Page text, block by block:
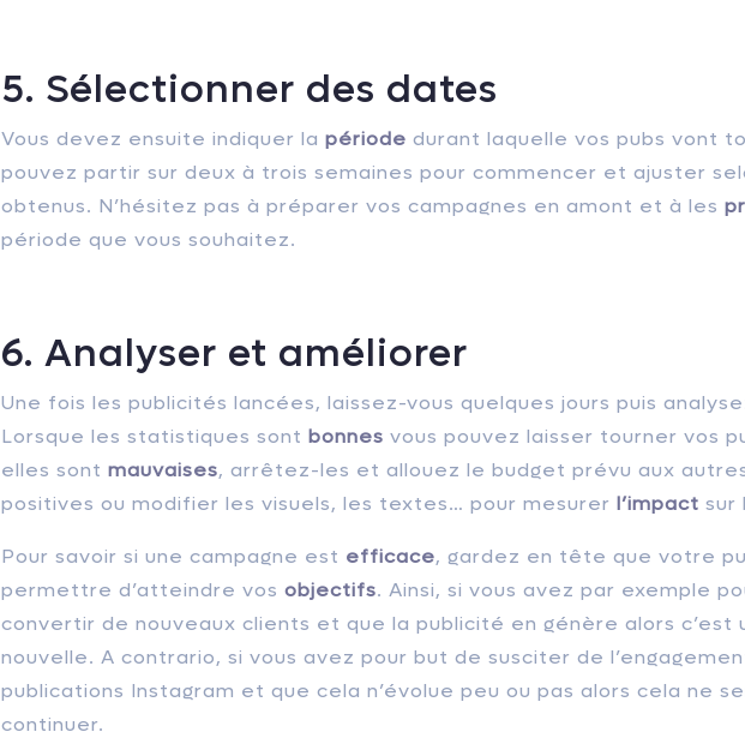
5. Sélectionner des dates
Vous devez ensuite indiquer la période durant laquelle vos pubs vont
pouvez partir sur deux à trois semaines pour commencer et ajuster
obtenus. N’hésitez pas à préparer vos campagnes en amont et à les
période que vous souhaitez.
6. Analyser et améliorer
Une fois les publicités lancées, laissez-vous quelques jours puis
Lorsque les statistiques sont bonnes vous pouvez laisser tourner vos
elles sont mauvaises, arrêtez-les et allouez le budget prévu aux
positives ou modifier les visuels, les textes… pour mesurer l’impact sur
Pour savoir si une campagne est efficace, gardez en tête que votre
permettre d’atteindre vos objectifs. Ainsi, si vous avez par exemple
convertir de nouveaux clients et que la publicité en génère alors c’est
nouvelle. A contrario, si vous avez pour but de susciter de
publications Instagram et que cela n’évolue peu ou pas alors cela ne
continuer.